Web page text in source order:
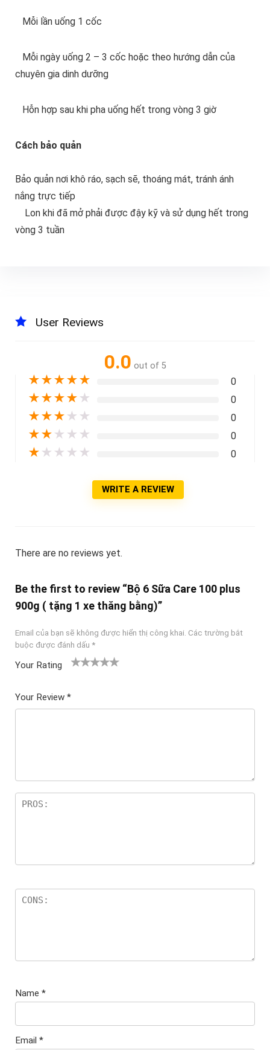
Mỗi lần uống 1 cốc
Mỗi ngày uống 2 – 3 cốc hoặc theo hướng dẫn của
chuyên gia dinh dưỡng
Hỗn hợp sau khi pha uống hết trong vòng 3 giờ
Cách bảo quản
Bảo quản nơi khô ráo, sạch sẽ, thoáng mát, tránh ánh
nắng trực tiếp
Lon khi đã mở phải được đậy kỹ và sử dụng hết trong
vòng 3 tuần
User Reviews
0.0 out of 5
★★★★★ 0
★★★★ ★ 0
★★★ ★ ★ 0
★★ ★ ★ ★ 0
★ ★ ★ ★ ★ 0
WRITE A REVIEW
There are no reviews yet.
Be the first to review “Bộ 6 Sữa Care 100 plus
900g ( tặng 1 xe thăng bằng)”
Email của bạn sẽ không được hiển thị công khai. Các trường bắt
buộc được đánh dấu *
Your Rating
ê
5
Your Review *
Name *
Email *